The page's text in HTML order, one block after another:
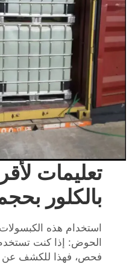
تعليمات
بالكلور بحجم 3
استخدام هذه
الحوض: إذا كنت
فحص، فهذا للكشف عن